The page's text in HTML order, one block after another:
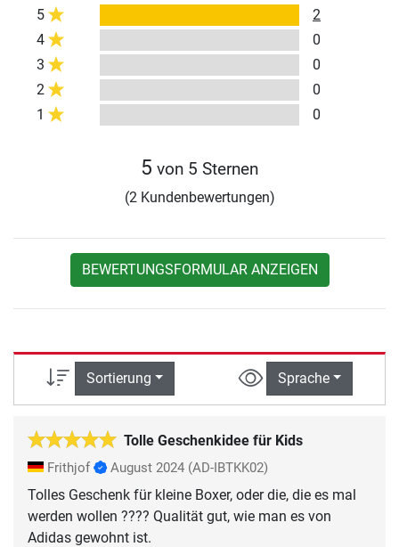
5
2
4
0
3
0
2
0
1
0
5 von 5 Sternen
(2 Kundenbewertungen)
BEWERTUNGSFORMULAR ANZEIGEN
Sortierung Sprache
Tolle Geschenkidee für Kids
Frithjof August 2024 (AD-IBTKK02)
Tolles Geschenk für kleine Boxer, oder die, die es mal
werden wollen ???? Qualität gut, wie man es von
Adidas gewohnt ist.